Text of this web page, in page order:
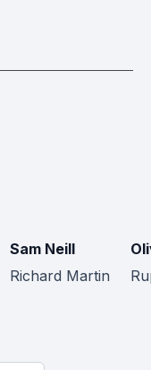
Sam Neill
Richard Martin